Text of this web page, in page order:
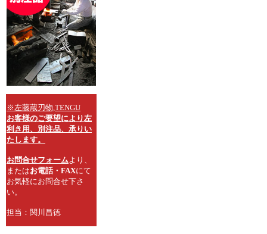
※左藤蔵刃物,TENGU
お客様のご要望により左
利き用、別注品、承りい
たします。
お問合せフォームより、
またはお電話・FAXにて
お気軽にお問合せ下さ
い。
担当：関川昌徳